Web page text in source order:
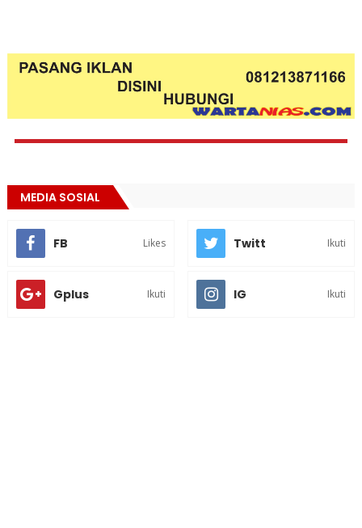
MEDIA SOSIAL
FB Likes Twitt Ikuti
Gplus Ikuti IG Ikuti